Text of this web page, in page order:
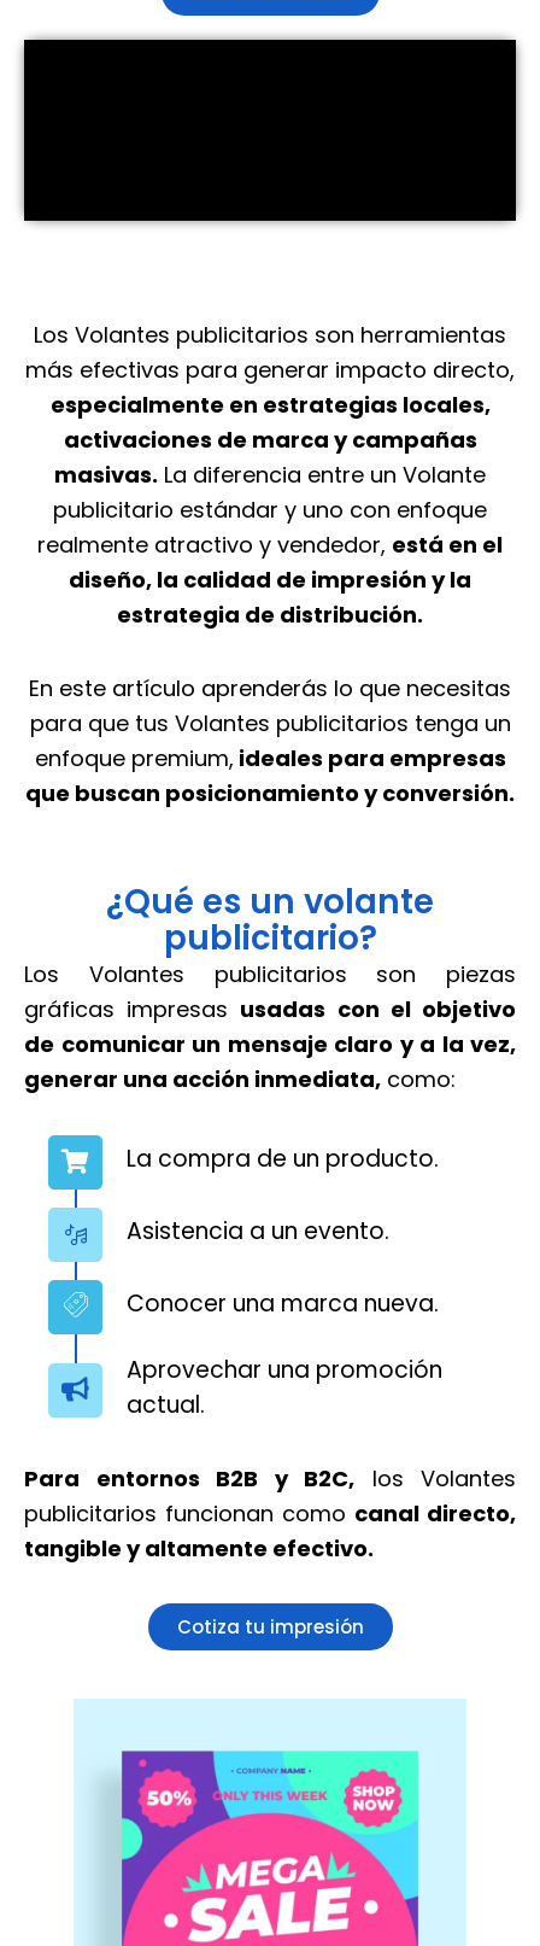
Los Volantes publicitarios son herramientas
más efectivas para generar impacto directo,
especialmente en estrategias locales,
activaciones de marca y campañas
masivas. La diferencia entre un Volante
publicitario estándar y uno con enfoque
realmente atractivo y vendedor, está en el
diseño, la calidad de impresión y la
estrategia de distribución.
En este artículo aprenderás lo que necesitas
para que tus Volantes publicitarios tenga un
enfoque premium, ideales para empresas
que buscan posicionamiento y conversión.
¿Qué es un volante
publicitario?
Los Volantes publicitarios son piezas
gráficas impresas usadas con el objetivo
de comunicar un mensaje claro y a la vez,
generar una acción inmediata, como:
La compra de un producto.
Asistencia a un evento.
Conocer una marca nueva.
Aprovechar una promoción
actual.
Para entornos B2B y B2C, los Volantes
publicitarios funcionan como canal directo,
tangible y altamente efectivo.
Cotiza tu impresión